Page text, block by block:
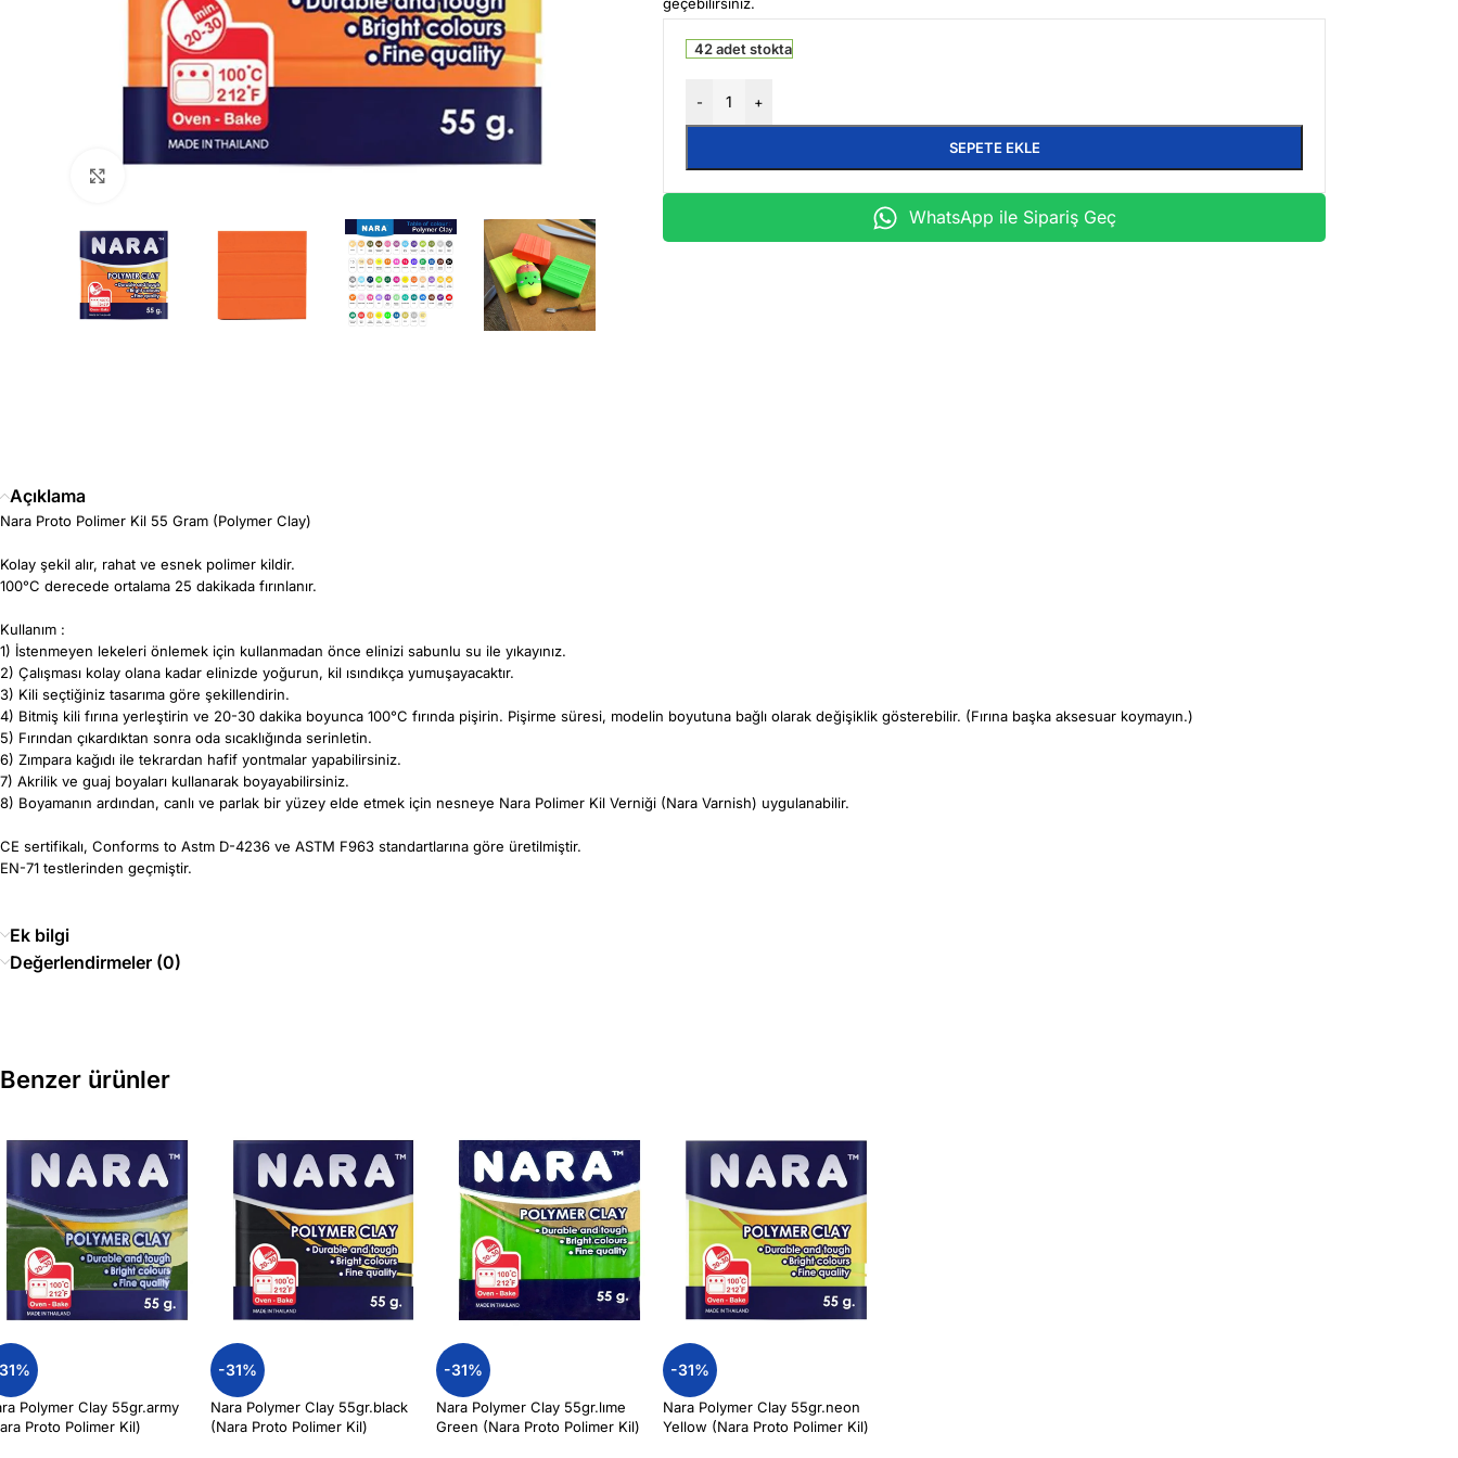
geçebilirsiniz.
42 adet stokta
- +
SEPETE EKLE
WhatsApp ile Sipariş Geç
Açıklama
Nara Proto Polimer Kil 55 Gram (Polymer Clay)
Kolay şekil alır, rahat ve esnek polimer kildir.
100°C derecede ortalama 25 dakikada fırınlanır.
Kullanım :
1) İstenmeyen lekeleri önlemek için kullanmadan önce elinizi sabunlu su ile yıkayınız.
2) Çalışması kolay olana kadar elinizde yoğurun, kil ısındıkça yumuşayacaktır.
3) Kili seçtiğiniz tasarıma göre şekillendirin.
4) Bitmiş kili fırına yerleştirin ve 20-30 dakika boyunca 100°C fırında pişirin. Pişirme süresi, modelin boyutuna bağlı olarak değişiklik gösterebilir. (Fırına başka aksesuar koymayın.)
5) Fırından çıkardıktan sonra oda sıcaklığında serinletin.
6) Zımpara kağıdı ile tekrardan hafif yontmalar yapabilirsiniz.
7) Akrilik ve guaj boyaları kullanarak boyayabilirsiniz.
8) Boyamanın ardından, canlı ve parlak bir yüzey elde etmek için nesneye Nara Polimer Kil Verniği (Nara Varnish) uygulanabilir.
CE sertifikalı, Conforms to Astm D-4236 ve ASTM F963 standartlarına göre üretilmiştir.
EN-71 testlerinden geçmiştir.
Ek bilgi
Değerlendirmeler (0)
Benzer ürünler
Polymer Clay 55gr.army
Proto Polimer Kil)
-31%
Nara Polymer Clay 55gr.black
(Nara Proto Polimer Kil)
-31%
Nara Polymer Clay 55gr.lıme
Green (Nara Proto Polimer Kil)
-31%
Nara Polymer Clay 55gr.neon
Yellow (Nara Proto Polimer Kil)